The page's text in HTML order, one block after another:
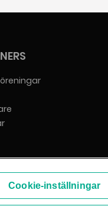
Cookie-inställningar